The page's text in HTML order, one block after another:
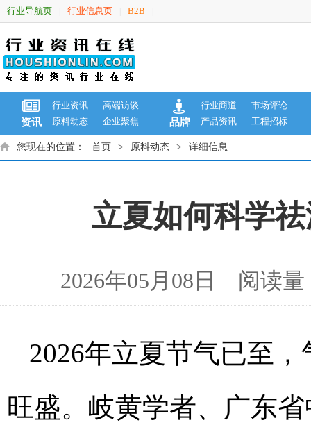
行业导航页 行业信息页 B2B
资讯
行业资讯
高端访谈
原料动态
企业聚焦 品牌
行业商道
市场评论
产品资讯
工程招标
您现在的位置： 首页 > 原料动态 > 详细信息
立夏如何科学
2026年05月08日 阅读
2026年立夏节气已至
旺盛。岐黄学者、广东